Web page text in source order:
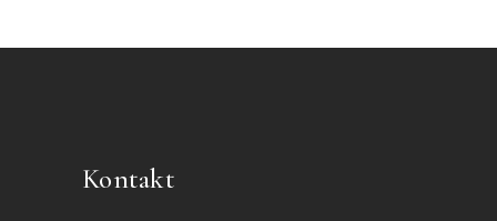
Kontakt